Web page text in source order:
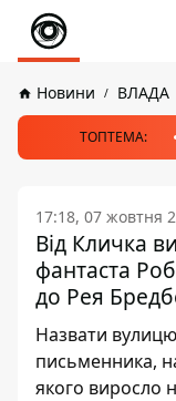
Новини ВЛАДА
ТОПТЕМА:
17:18, 07 жовтня
Від Кличка
фантаста
до Рея
Назвати
письменника,
якого виросло